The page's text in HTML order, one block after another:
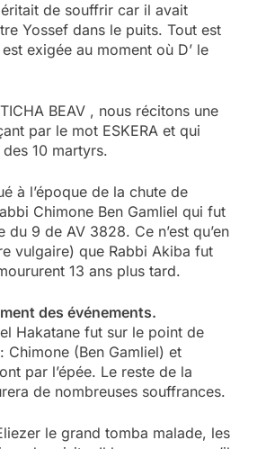
de souffrir car il avait
Yossef dans le puits. Tout est
exigée au moment où D’ le
BEAV , nous récitons une
par le mot ESKERA et qui
10 martyrs.
à l’époque de la chute de
Chimone Ben Gamliel qui fut
du 9 de AV 3828. Ce n’est qu’en
vulgaire) que Rabbi Akiba fut
13 ans plus tard.
des événements.
Hakatane fut sur le point de
Chimone (Ben Gamliel) et
par l’épée. Le reste de la
de nombreuses souffrances.
le grand tomba malade, les